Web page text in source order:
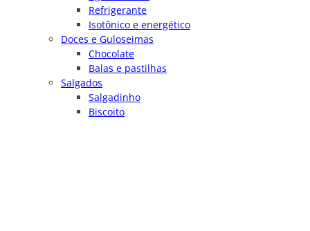
Refrigerante
Isotônico e energético
Doces e Guloseimas
Chocolate
Balas e pastilhas
Salgados
Salgadinho
Biscoito